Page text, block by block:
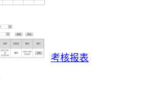
考核报表